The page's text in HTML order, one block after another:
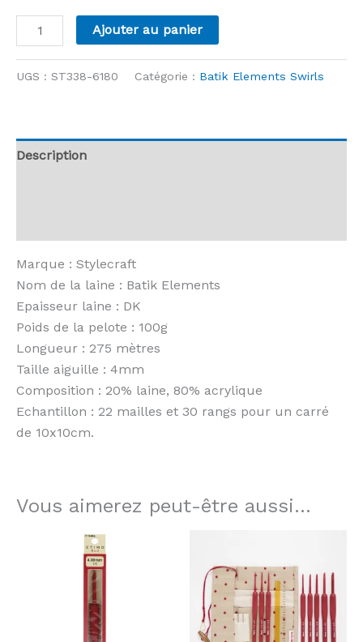
quantité
de
Swirl
Ajouter au panier
UGS : ST338-6180 Catégorie : Batik Elements Swirls
Description
Marque : Stylecraft
Nom de la laine : Batik Elements
Epaisseur laine : DK
Poids de la pelote : 100g
Longueur : 275 mètres
Taille aiguille : 4mm
Composition : 20% laine, 80% acrylique
Echantillon : 22 mailles et 30 rangs pour un carré
de 10x10cm.
Vous aimerez peut-être aussi…